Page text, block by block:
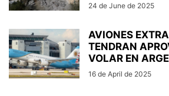
24 de June de 2025
AVIONES
TENDRAN
VOLAR EN
16 de April de 2025